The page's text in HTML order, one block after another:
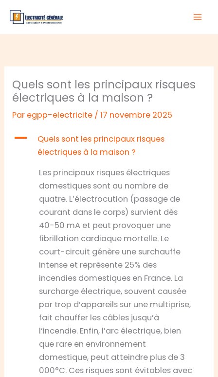
contenu
Quels sont les principaux risques
électriques à la maison ?
Par egpp-electricite /17 novembre 2025
A
Quels sont les principaux risques
électriques à la maison ?
Les principaux risques électriques
domestiques sont au nombre de
quatre. L’électrocution (passage de
courant dans le corps) survient dès
40-50 mA et peut provoquer une
fibrillation cardiaque mortelle. Le
court-circuit génère une surchauffe
intense et représente 25% des
incendies domestiques en France. La
surcharge électrique, souvent causée
par trop d’appareils sur une multiprise,
fait chauffer les câbles jusqu’à
l’incendie. Enfin, l’arc électrique, bien
que rare en environnement
domestique, peut atteindre plus de 3
000°C. Ces risques sont évitables avec